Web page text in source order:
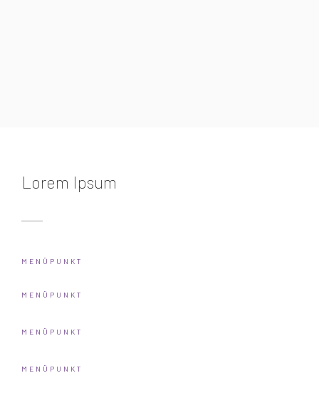
Lorem Ipsum
MENÜPUNKT
MENÜPUNKT
MENÜPUNKT
MENÜPUNKT